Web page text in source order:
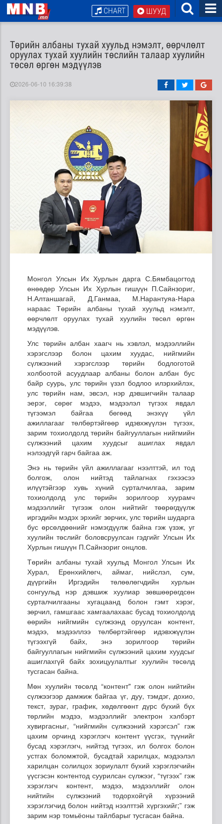
ШУУД
CHART
Төрийн албаны тухай хуульд нэмэлт, өөрчлөлт
оруулах тухай хуулийн төслийн талаар хуулийн
төсөл өргөн мэдүүлэв
2026-06-10 16:39:38
Монгол Улсын Их Хурлын дарга С.Бямбацогтод
өнөөдөр Улсын Их Хурлын гишүүн П.Сайнзориг,
Н.Алтаншагай, Д.Ганмаа, М.Нарантуяа-Нара
нараас Төрийн албаны тухай хуульд нэмэлт,
өөрчлөлт оруулах тухай хуулийн төсөл өргөн
мэдүүлэв.
Улс төрийн албан хаагч нь хэвлэл, мэдээллийн
хэрэгслээр болон цахим хуудас, нийгмийн
сүлжээний хэрэгслээр төрийн бодлоготой
холбоотой асуудлаар албаны болон албан бус
байр суурь, улс төрийн үзэл бодлоо илэрхийлэх,
улс төрийн нам, эвсэл, нэр дэвшигчийн талаар
эерэг, сөрөг мэдээ, мэдээлэл түгээх явдал
түгээмэл байгаа бөгөөд энэхүү үйл
ажиллагааг төлбөртэйгөөр идэвхжүүлэн түгээх,
зарим тохиолдолд төрийн байгууллагын нийгмийн
сүлжээний цахим хуудсыг ашиглах явдал
нэлээдгүй гарч байгаа аж.
Энэ нь төрийн үйл ажиллагааг нээлттэй, ил тод
болгож, олон нийтэд тайлагнах гэхээсээ
илүүтэйгээр хувь хүний сурталчилгаа, зарим
тохиолдолд улс төрийн зорилгоор хуурамч
мэдээллийг түгээж олон нийтийг төөрөгдүүлж
иргэдийн мэдэх эрхийг зөрчих, улс төрийн шударга
бус өрсөлдөөнийг нэмэгдүүлж байна гэж үзэж, уг
хуулийн төслийг боловсруулсан гэдгийг Улсын Их
Хурлын гишүүн П.Сайнзориг онцлов.
Төрийн албаны тухай хуульд Монгол Улсын Их
Хурал, Ерөнхийлөгч, аймаг, нийслэл, сум,
дүүргийн Иргэдийн төлөөлөгчдийн хурлын
сонгуульд нэр дэвшиж хуулиар зөвшөөрөгдсөн
сурталчилгааны хугацаанд болон гэмт хэрэг,
зөрчил, гамшгаас хамгаалахаас бусад тохиолдолд
өөрийн нийгмийн сүлжээнд оруулсан контент,
мэдээ, мэдээллээ төлбөртэйгөөр идэвхжүүлэн
түгээхгүй байх, энэ зорилгоор төрийн
байгууллагын нийгмийн сүлжээний цахим хуудсыг
ашиглахгүй байх зохицуулалтыг хуулийн төсөлд
тусгасан байна.
Мөн хуулийн төсөлд “контент" гэж олон нийтийн
сүлжээгээр дамжиж байгаа үг, дуу, тэмдэг, дохио,
текст, зураг, график, хөдөлгөөнт дүрс бүхий бүх
төрлийн мэдээ, мэдээллийг электрон хэлбэрт
хувиргасныг, “нийгмийн сүлжээний хэрэгсэл” гэж
цахим орчинд хэрэглэгч контент үүсгэх, түүнийг
бусад хэрэглэгч, нийтэд түгээх, ил болгох болон
устгах боломжтой, бусадтай харилцах, мэдээлэл
харилцан солилцох зориулалт бүхий хэрэглэгчийн
үүсгэсэн контентод суурилсан сүлжээг, “түгээх” гэж
хэрэглэгч контент, мэдээ, мэдээллийг олон
нийтийн сүлжээний тодорхойгүй хүрээний
хэрэглэгчид болон нийтэд нээлттэй хүргэхийг;” гэж
зарим нэр томьёоны тайлбарыг тусгасан байна.